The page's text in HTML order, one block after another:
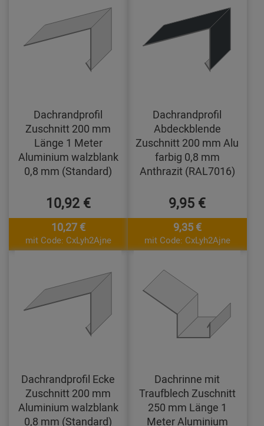
Dachrandprofil
Zuschnitt 200 mm
Länge 1 Meter
Aluminium walzblank
0,8 mm (Standard)
10,92 €
10,27 €
mit Code: CxLyh2Ajne
Dachrandprofil
Abdeckblende
Zuschnitt 200 mm Alu
farbig 0,8 mm
Anthrazit (RAL7016)
9,95 €
9,35 €
mit Code: CxLyh2Ajne
Dachrandprofil Ecke
Zuschnitt 200 mm
Aluminium walzblank
0,8 mm (Standard)
Dachrinne mit
Traufblech Zuschnitt
250 mm Länge 1
Meter Aluminium